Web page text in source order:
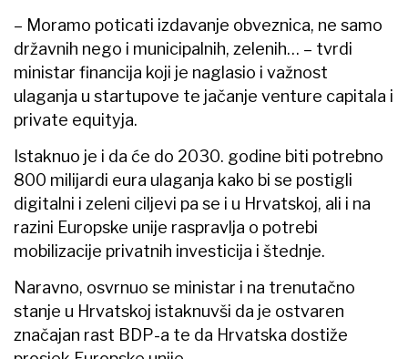
– Moramo poticati izdavanje obveznica, ne samo
državnih nego i municipalnih, zelenih… – tvrdi
ministar financija koji je naglasio i važnost
ulaganja u startupove te jačanje venture capitala i
private equityja.
Istaknuo je i da će do 2030. godine biti potrebno
800 milijardi eura ulaganja kako bi se postigli
digitalni i zeleni ciljevi pa se i u Hrvatskoj, ali i na
razini Europske unije raspravlja o potrebi
mobilizacije privatnih investicija i štednje.
Naravno, osvrnuo se ministar i na trenutačno
stanje u Hrvatskoj istaknuvši da je ostvaren
značajan rast BDP-a te da Hrvatska dostiže